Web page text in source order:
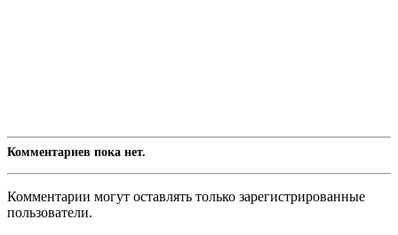
Комментариев пока нет.
Комментарии могут оставлять только зарегистрированные
пользователи.